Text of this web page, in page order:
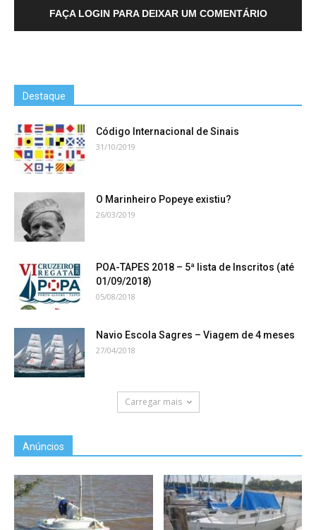
FAÇA LOGIN PARA DEIXAR UM COMENTÁRIO
Destaque
Código Internacional de Sinais
31/10/2019
O Marinheiro Popeye existiu?
26/03/2019
POA-TAPES 2018 – 5ª lista de Inscritos (até
01/09/2018)
05/08/2018
Navio Escola Sagres – Viagem de 4 meses
27/04/2018
Carregar mais
Anúncios